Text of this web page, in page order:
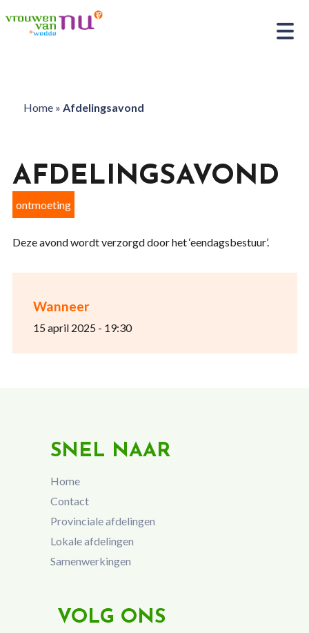
Home» Afdelingsavond
Wanneer
15 april 2025 - 19:30
AFDELINGSAVOND
ontmoeting
Deze avond wordt verzorgd door het ‘eendagsbestuur’.
SNEL NAAR
Home
Contact
Provinciale afdelingen
Lokale afdelingen
Samenwerkingen
VOLG ONS